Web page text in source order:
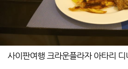
사이판여행 크라운플라자 아타리